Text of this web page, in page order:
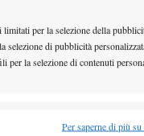
per la selezione della
di pubblicità
per la selezione di contenuti
Per saperne di più